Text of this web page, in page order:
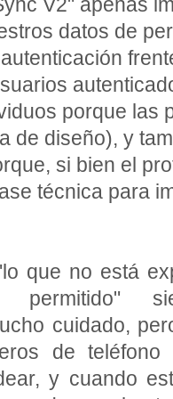
V2" apenas
datos de
porque las
de diseño), y
si bien el
técnica para
que no está
permitido"
cuidado,
de teléfono
y cuando